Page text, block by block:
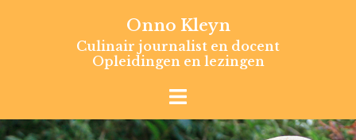
Onno Kleyn
Culinair journalist en docent
Opleidingen en lezingen